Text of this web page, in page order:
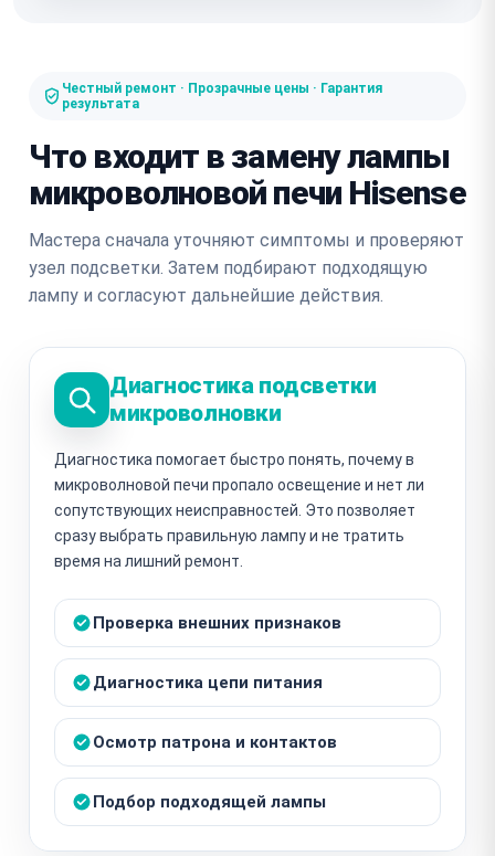
Честный ремонт · Прозрачные цены · Гарантия
результата
Что входит в замену лампы
микроволновой печи Hisense
Мастера сначала уточняют симптомы и проверяют
узел подсветки. Затем подбирают подходящую
лампу и согласуют дальнейшие действия.
Диагностика подсветки
микроволновки
Диагностика помогает быстро понять, почему в
микроволновой печи пропало освещение и нет ли
сопутствующих неисправностей. Это позволяет
сразу выбрать правильную лампу и не тратить
время на лишний ремонт.
Проверка внешних признаков
Диагностика цепи питания
Осмотр патрона и контактов
Подбор подходящей лампы